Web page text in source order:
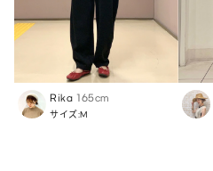
Rika 165cm
サイズ:M